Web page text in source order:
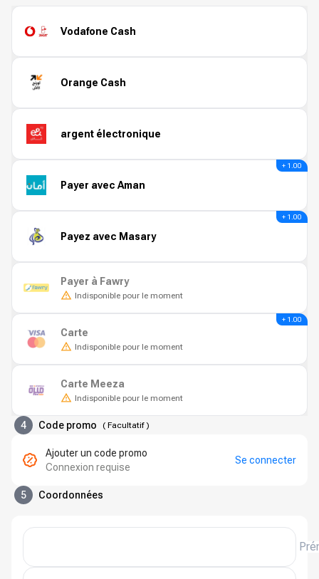
Vodafone Cash
Orange Cash
argent électronique
Payer avec Aman
+ 1.00
Payez avec Masary
+ 1.00
Payer à Fawry
Indisponible pour le moment
Carte
Indisponible pour le moment
+ 1.00
Carte Meeza
Indisponible pour le moment
4 Code promo ( Facultatif)
Ajouter un code promo
Connexion requise
Se connecter
5 Coordonnées